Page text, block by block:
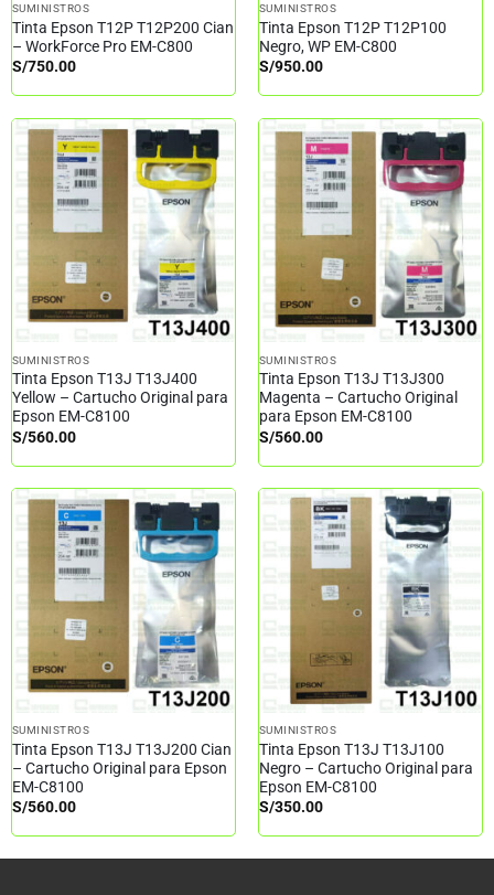
SUMINISTROS
Tinta Epson T12P T12P200 Cian
– WorkForce Pro EM-C800
S/750.00
SUMINISTROS
Tinta Epson T12P T12P100
Negro, WP EM-C800
S/950.00
SUMINISTROS
Tinta Epson T13J T13J400
Yellow – Cartucho Original para
Epson EM-C8100
S/560.00
SUMINISTROS
Tinta Epson T13J T13J300
Magenta – Cartucho Original
para Epson EM-C8100
S/560.00
SUMINISTROS
Tinta Epson T13J T13J200 Cian
– Cartucho Original para Epson
EM-C8100
S/560.00
SUMINISTROS
Tinta Epson T13J T13J100
Negro – Cartucho Original para
Epson EM-C8100
S/350.00